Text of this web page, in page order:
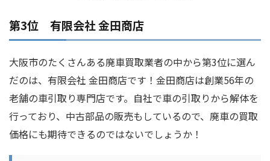
第3位 有限会社 金田商店
大阪市のたくさんある廃車買取業者の中から第3位に選ん
だのは、有限会社 金田商店です！金田商店は創業56年の
老舗の車引取り専門店です。自社で車の引取りから解体を
行っており、中古部品の販売もしているので、廃車の買取
価格にも期待できるのではないでしょうか！